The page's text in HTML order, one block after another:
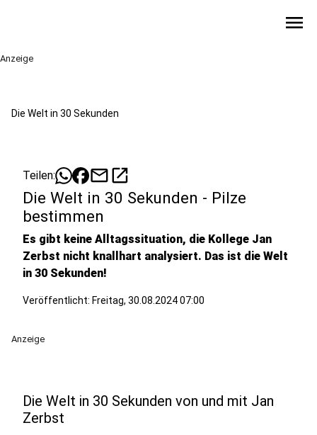
menu
Anzeige
Die Welt in 30 Sekunden
Teilen: mailopen_in_new
Die Welt in 30 Sekunden - Pilze
bestimmen
Es gibt keine Alltagssituation, die Kollege Jan
Zerbst nicht knallhart analysiert. Das ist die Welt
in 30 Sekunden!
Veröffentlicht: Freitag, 30.08.2024 07:00
Anzeige
Die Welt in 30 Sekunden von und mit Jan
Zerbst